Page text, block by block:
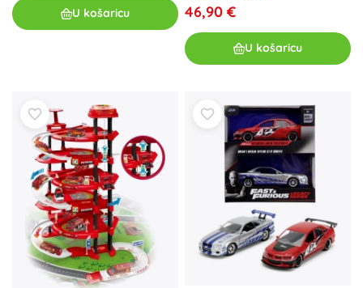
U košaricu 46,90 €
U košaricu